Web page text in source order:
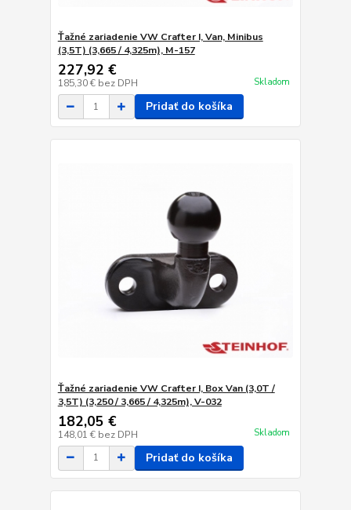
Ťažné zariadenie VW Crafter I, Van, Minibus
(3,5T) (3,665 / 4,325m), M-157
227,92 €
185,30 € bez DPH Skladom
Pridať do košíka
Ťažné zariadenie VW Crafter I, Box Van (3,0T /
3,5T) (3,250 / 3,665 / 4,325m), V-032
182,05 €
148,01 € bez DPH Skladom
Pridať do košíka